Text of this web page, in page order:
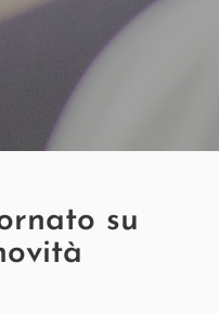
su